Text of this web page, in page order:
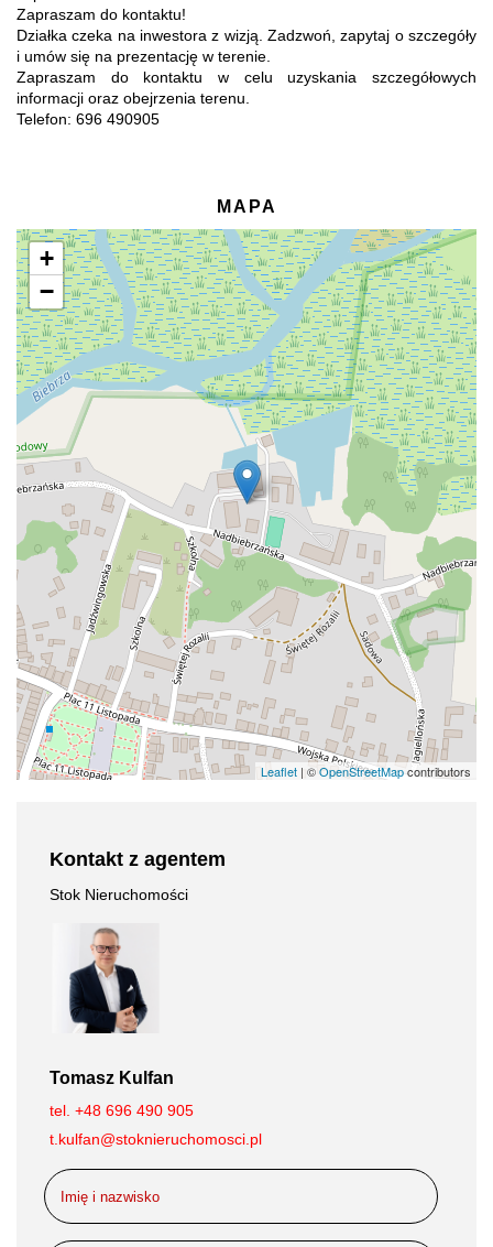
Zapraszam do kontaktu!
Działka czeka na inwestora z wizją. Zadzwoń, zapytaj o szczegóły
i umów się na prezentację w terenie.
Zapraszam do kontaktu w celu uzyskania szczegółowych
informacji oraz obejrzenia terenu.
Telefon: 696 490905
MAPA
+
−
Leaflet | ©OpenStreetMapcontributors
Kontakt z agentem
Stok Nieruchomości
Tomasz Kulfan
tel. +48 696 490 905
t.kulfan@stoknieruchomosci.pl